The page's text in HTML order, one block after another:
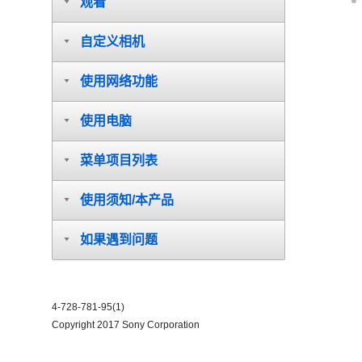
自定义相机
使用网络功能
使用电脑
菜单项目列表
使用须知/本产品
如果遇到问题
4-728-781-95(1)
Copyright 2017 Sony Corporation